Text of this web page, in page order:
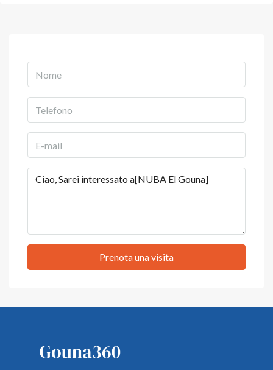
Prenota una visita